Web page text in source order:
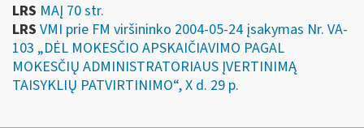
LRS MAĮ 70 str.
LRS VMI prie FM viršininko 2004-05-24 įsakymas Nr. VA-
103 „DĖL MOKESČIO APSKAIČIAVIMO PAGAL
MOKESČIŲ ADMINISTRATORIAUS ĮVERTINIMĄ
TAISYKLIŲ PATVIRTINIMO“, X d. 29 p.